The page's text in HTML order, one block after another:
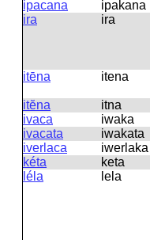
ipacana
ipakana
ira
ira
itēna
itena
itĕna
itna
ivaca
iwaka
ivacata
iwakata
iverlaca
iwerlaka
kéta
keta
léla
lela